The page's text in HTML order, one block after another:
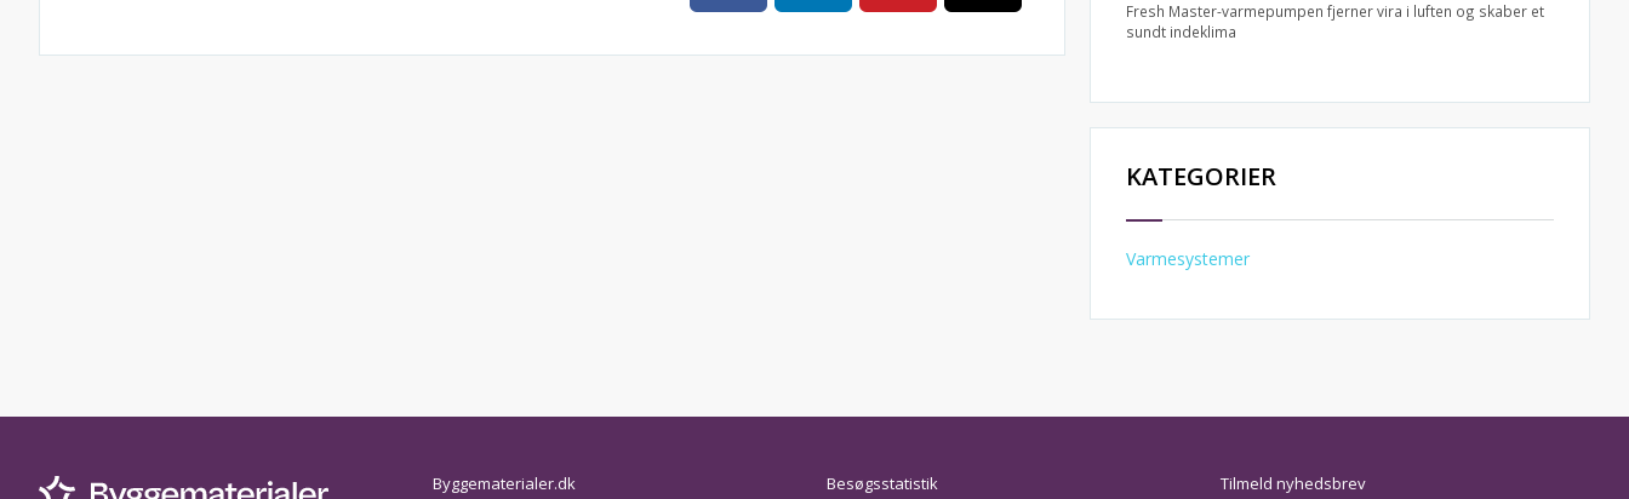
Fresh Master-varmepumpen fjerner vira i luften og skaber et
sundt indeklima
KATEGORIER
Varmesystemer
Byggematerialer.dk
Besøgsstatistik Tilmeld nyhedsbrev